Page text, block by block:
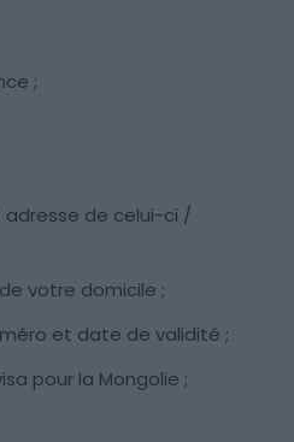
;
adresse de celui-ci /
votre domicile ;
et date de validité ;
pour la Mongolie ;